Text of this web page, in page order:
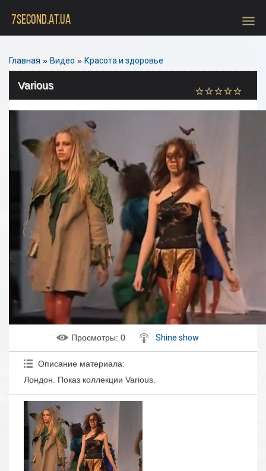
7SECOND.AT.UA menu
Главная » Видео » Красота и здоровье
Various
Просмотры: 0 Shine show
Описание материала:
Лондон. Показ коллекции Various.